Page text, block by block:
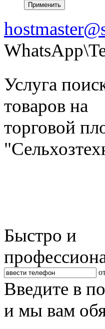
Услуга
товаров на
торговой
Быстро и
Введите в
и мы вам